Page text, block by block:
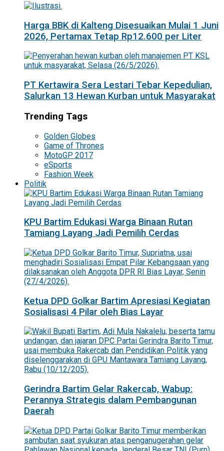
Harga BBK di Kalteng Disesuaikan Mulai 1 Juni
2026, Pertamax Tetap Rp12.600 per Liter
PT Kertawira Sera Lestari Tebar Kepedulian,
Salurkan 13 Hewan Kurban untuk Masyarakat
Trending Tags
Golden Globes
Game of Thrones
MotoGP 2017
eSports
Fashion Week
Politik
KPU Bartim Edukasi Warga Binaan Rutan
Tamiang Layang Jadi Pemilih Cerdas
Ketua DPD Golkar Bartim Apresiasi Kegiatan
Sosialisasi 4 Pilar oleh Bias Layar
Gerindra Bartim Gelar Rakercab, Wabup:
Perannya Strategis dalam Pembangunan
Daerah